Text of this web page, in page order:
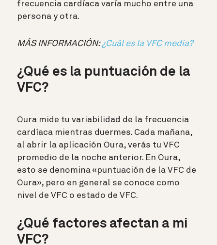
frecuencia cardíaca varía mucho entre una
persona y otra.
MÁS INFORMACIÓN:¿Cuál es la VFC media?
¿Qué es la puntuación de la
VFC?
Oura mide tu variabilidad de la frecuencia
cardíaca mientras duermes. Cada mañana,
al abrir la aplicación Oura, verás tu VFC
promedio de la noche anterior. En Oura,
esto se denomina «puntuación de la VFC de
Oura», pero en general se conoce como
nivel de VFC o estado de VFC.
¿Qué factores afectan a mi
VFC?